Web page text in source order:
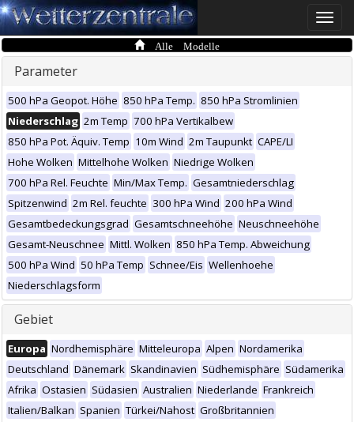
Toggle
Alle Modelle
Parameter
500 hPa Geopot. Höhe 850 hPa Temp. 850 hPa Stromlinien
Niederschlag 2m Temp 700 hPa Vertikalbew
850 hPa Pot. Äquiv. Temp 10m Wind 2m Taupunkt CAPE/LI
Hohe Wolken Mittelhohe Wolken Niedrige Wolken
700 hPa Rel. Feuchte Min/Max Temp. Gesamtniederschlag
Spitzenwind 2m Rel. feuchte 300 hPa Wind 200 hPa Wind
Gesamtbedeckungsgrad Gesamtschneehöhe Neuschneehöhe
Gesamt-Neuschnee Mittl. Wolken 850 hPa Temp. Abweichung
500 hPa Wind 50 hPa Temp Schnee/Eis Wellenhoehe
Niederschlagsform
Gebiet
Europa Nordhemisphäre Mitteleuropa Alpen Nordamerika
Deutschland Dänemark Skandinavien Südhemisphäre Südamerika
Afrika Ostasien Südasien Australien Niederlande Frankreich
Italien/Balkan Spanien Türkei/Nahost Großbritannien